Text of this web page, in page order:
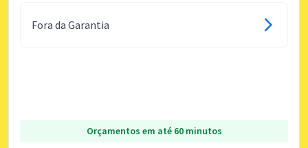
Fora da Garantia
Orçamentos em até 60 minutos